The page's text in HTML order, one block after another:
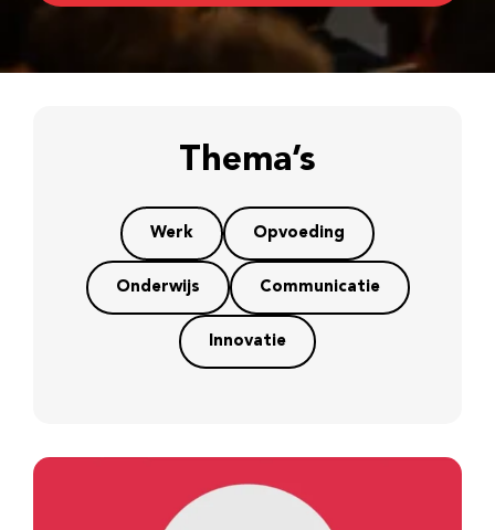
Thema’s
Werk Opvoeding
Onderwijs Communicatie
Innovatie